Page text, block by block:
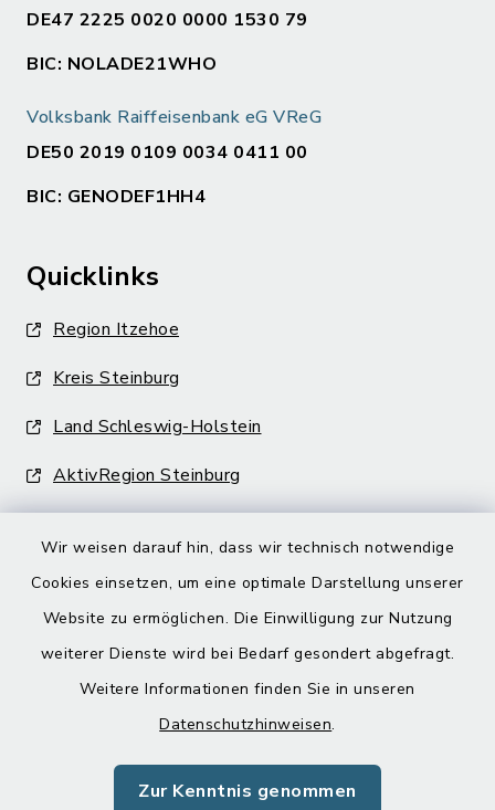
Wir weisen darauf hin, dass wir technisch notwendige
Cookies einsetzen, um eine optimale Darstellung unserer
Website zu ermöglichen. Die Einwilligung zur Nutzung
weiterer Dienste wird bei Bedarf gesondert abgefragt.
Weitere Informationen finden Sie in unseren
Datenschutzhinweisen.
Zur Kenntnis genommen
DE47 2225 0020 0000 1530 79
BIC: NOLADE21WHO
Volksbank Raiffeisenbank eG VReG
DE50 2019 0109 0034 0411 00
BIC: GENODEF1HH4
Quicklinks
Region Itzehoe
Kreis Steinburg
Land Schleswig-Holstein
AktivRegion Steinburg
Barrierefreiheit